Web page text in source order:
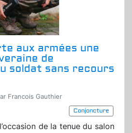
aux armées une
de
soldat sans recours
Francois Gauthier
Conjoncture
de la tenue du salon